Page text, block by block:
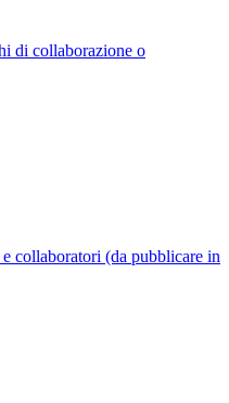
di collaborazione o
collaboratori (da pubblicare in